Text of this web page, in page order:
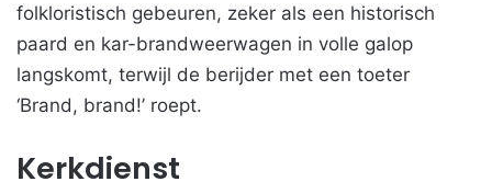
folkloristisch gebeuren, zeker als een historisch
paard en kar-brandweerwagen in volle galop
langskomt, terwijl de berijder met een toeter
‘Brand, brand!’ roept.
Kerkdienst